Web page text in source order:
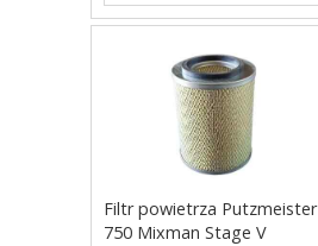
Filtr powietrza Putzmeister
750 Mixman Stage V